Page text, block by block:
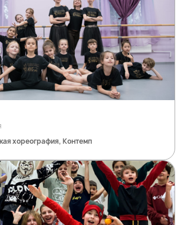
хореография, Контемп